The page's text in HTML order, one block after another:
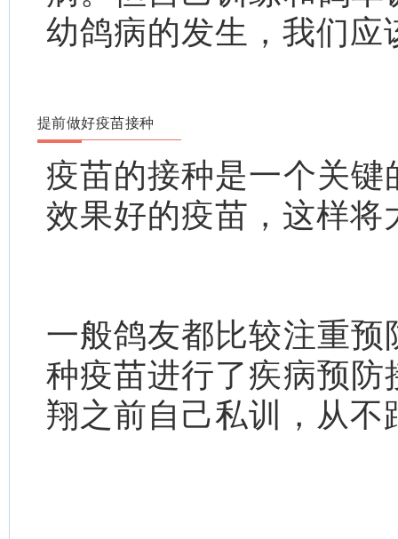
幼鸽病的发生，我们
提前做好疫苗接种
疫苗的接种是一个关
效果好的疫苗，这样
一般鸽友都比较注重
种疫苗进行了疾病预
翔之前自己私训，从